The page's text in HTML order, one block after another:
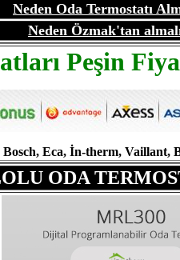
Neden Oda Termostatı
Neden Özmak'tan
Peşin
Bosch, Eca, İn-therm,
ODA